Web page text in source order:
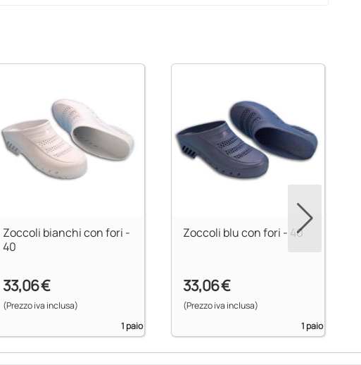
Zoccoli bianchi con fori -
40
33,06 €
(Prezzo iva inclusa)
1 paio
Zoccoli blu con fori - 40
33,06 €
(Prezzo iva inclusa)
1 paio